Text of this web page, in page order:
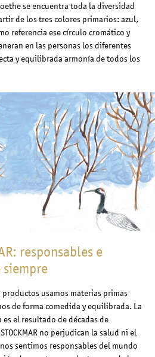
se encuentra toda la diversidad
de los tres colores primarios: azul,
referencia ese círculo cromático y
en las personas los diferentes
y equilibrada armonía de todos los
responsables e
siempre
productos usamos materias primas
de forma comedida y equilibrada. La
el resultado de décadas de
no perjudican la salud ni el
sentimos responsables del mundo